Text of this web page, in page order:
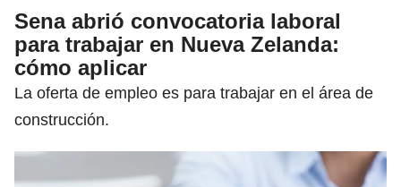
Sena abrió convocatoria laboral
para trabajar en Nueva Zelanda:
cómo aplicar
La oferta de empleo es para trabajar en el área de
construcción.